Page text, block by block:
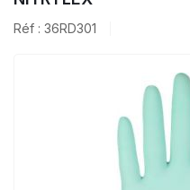
Réf : 36RD301